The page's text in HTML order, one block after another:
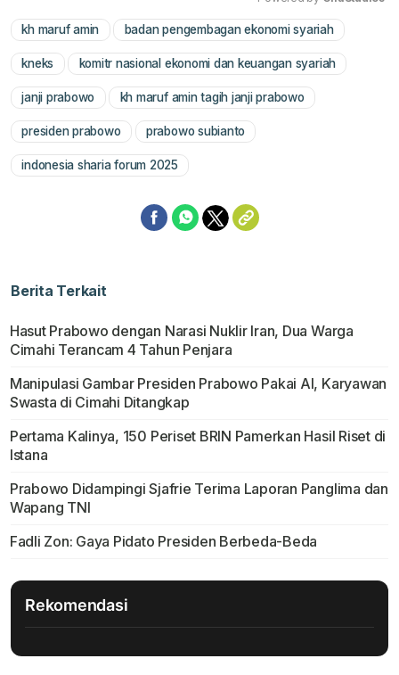
Mute
kh maruf amin badan pengembagan ekonomi syariah
kneks komitr nasional ekonomi dan keuangan syariah
janji prabowo kh maruf amin tagih janji prabowo
presiden prabowo prabowo subianto
indonesia sharia forum 2025
Berita Terkait
Hasut Prabowo dengan Narasi Nuklir Iran, Dua Warga
Cimahi Terancam 4 Tahun Penjara
Manipulasi Gambar Presiden Prabowo Pakai AI, Karyawan
Swasta di Cimahi Ditangkap
Pertama Kalinya, 150 Periset BRIN Pamerkan Hasil Riset di
Istana
Prabowo Didampingi Sjafrie Terima Laporan Panglima dan
Wapang TNI
Fadli Zon: Gaya Pidato Presiden Berbeda-Beda
Rekomendasi